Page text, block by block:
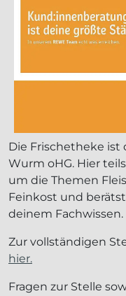
Die Frischetheke ist
Wurm oHG. Hier
um die Themen
Feinkost und
deinem Fachwissen.
Zur vollständigen
hier.
Fragen zur Stelle